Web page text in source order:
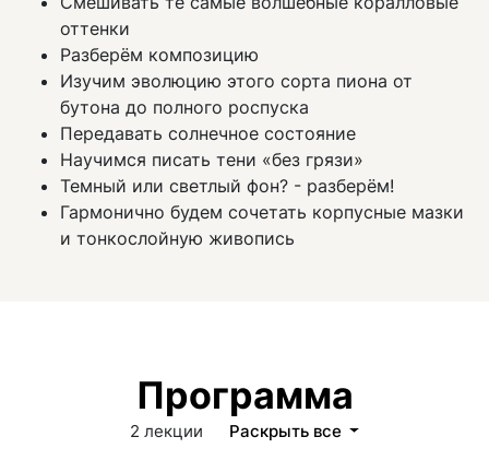
оттенки
Разберём композицию
Изучим эволюцию этого сорта пиона от
бутона до полного роспуска
Передавать солнечное состояние
Научимся писать тени «без грязи»
Темный или светлый фон? - разберём!
Гармонично будем сочетать корпусные мазки
и тонкослойную живопись
Программа
2 лекции Раскрыть все